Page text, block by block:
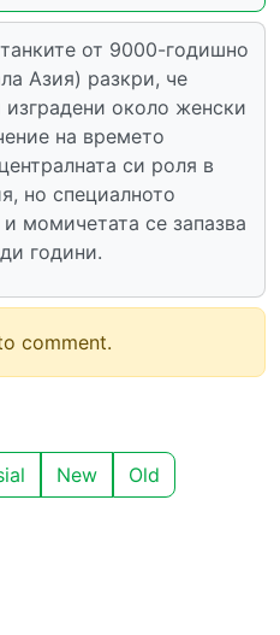
от 9000-годишно
Азия) разкри, че
около женски
на времето
си роля в
но специалното
момичетата се запазва
години.
comment.
New Old